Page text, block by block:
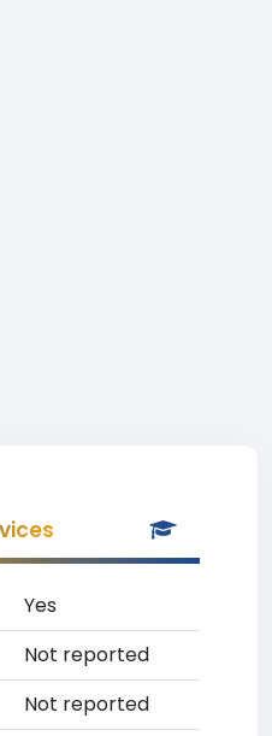
Yes
Not reported
Not reported